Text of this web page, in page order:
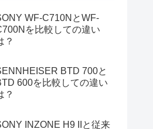
WF-C710NとWF-
を比較しての違い
？
BTD 700と
600を比較しての違い
？
INZONE H9 IIと従来